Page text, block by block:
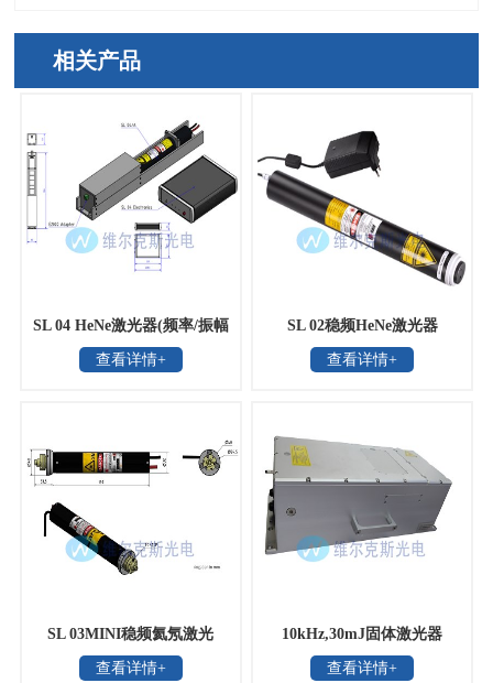
相关产品
SL 04 HeNe激光器(频率/振幅
双稳)
查看详情+
SL 02稳频HeNe激光器
查看详情+
SL 03MINI稳频氦氖激光
器，德国SIOS
查看详情+
10kHz,30mJ固体激光器
查看详情+